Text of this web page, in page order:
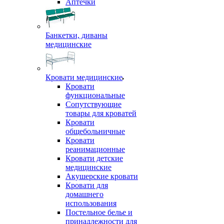
Аптечки
Банкетки, диваны
медицинские
Кровати медицинские
Кровати
функциональные
Сопутствующие
товары для кроватей
Кровати
общебольничные
Кровати
реанимационные
Кровати детские
медицинские
Акушерские кровати
Кровати для
домашнего
использования
Постельное белье и
принадлежности для